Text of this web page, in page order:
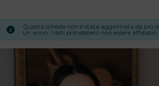
Questa scheda non è stata aggiornata da più di
un anno. i dati potrebbero non essere affidabili